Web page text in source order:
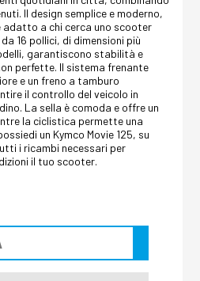
Il design semplice e moderno,
adatto a chi cerca uno scooter
16 pollici, di dimensioni più
garantiscono stabilità e
perfette. Il sistema frenante
e un freno a tamburo
il controllo del veicolo in
La sella è comoda e offre un
la ciclistica permette una
un Kymco Movie 125, su
i ricambi necessari per
il tuo scooter.